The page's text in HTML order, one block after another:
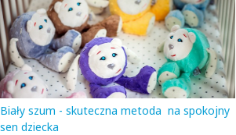
Biały szum - skuteczna metoda na spokojny
sen dziecka